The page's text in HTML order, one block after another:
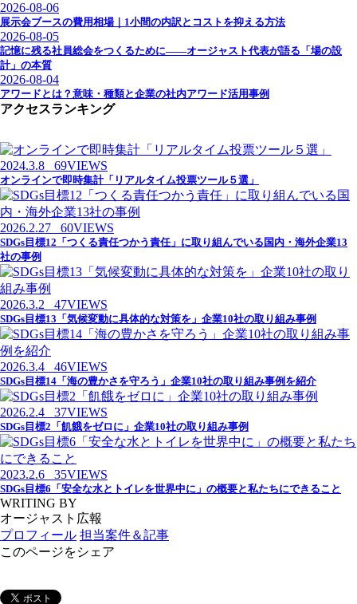
2026-08-06
展示会ブースの費用相場｜1小間の内訳とコストを抑える方法
2026-08-05
記憶に残る社員総会をつくるために——オージャスト代表が語る「場の設
計」の本質
2026-08-04
アワードとは？意味・種類と企業の社内アワード活用事例
アクセスランキング
2024.3.8 69VIEWS
オンラインで即時集計「リアルタイム投票ツール５選」
2026.2.27 60VIEWS
SDGs目標12「つくる責任つかう責任」に取り組んでいる国内・海外企業13
社の事例
2026.3.2 47VIEWS
SDGs目標13「気候変動に具体的な対策を」企業10社の取り組み事例
2026.3.4 46VIEWS
SDGs目標14「海の豊かさを守ろう」企業10社の取り組み事例を紹介
2026.2.4 37VIEWS
SDGs目標2「飢餓をゼロに」企業10社の取り組み事例
2023.2.6 35VIEWS
SDGs目標6「安全な水とトイレを世界中に」の概要と私たちにできること
WRITING BY
オージャスト広報
プロフィール 担当案件＆記事
このページをシェア